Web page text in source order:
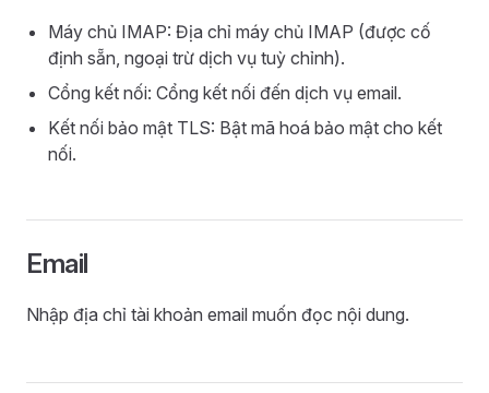
Máy chủ IMAP: Địa chỉ máy chủ IMAP (được cố
định sẵn, ngoại trừ dịch vụ tuỳ chỉnh).
Cổng kết nối: Cổng kết nối đến dịch vụ email.
Kết nối bảo mật TLS: Bật mã hoá bảo mật cho kết
nối.
Email
Nhập địa chỉ tài khoản email muốn đọc nội dung.